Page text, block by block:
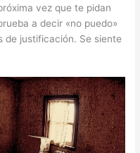
vez que te pidan
a decir «no puedo»
de justificación. Se siente